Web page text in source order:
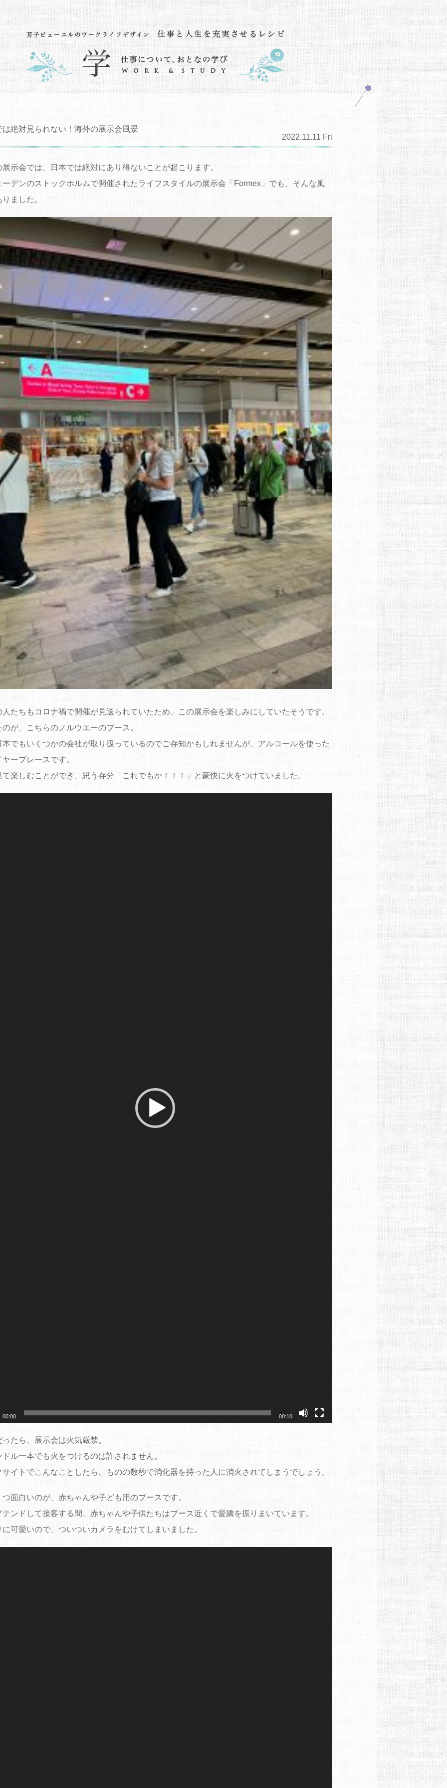
は絶対見られない！海外の展示会風景
2022.11.11 Fri
展示会では、日本では絶対にあり得ないことが起こります。
ーデンのストックホルムで開催されたライフスタイルの展示会「Formex」でも、そんな風
ました。
人たちもコロナ禍で開催が見送られていたため、この展示会を楽しみにしていたそうです。
が、こちらのノルウエーのブース。
本でもいくつかの会社が取り扱っているのでご存知かもしれませんが、アルコールを使った
ープレースです。
て楽しむことができ、思う存分「これでもか！！！」と豪快に火をつけていました。
00:00 00:10
たら、展示会は火気厳禁。
ル一本でも火をつけるのは許されません。
サイトでこんなことしたら、ものの数秒で消化器を持った人に消火されてしまうでしょう。
面白いのが、赤ちゃんや子ども用のブースです。
テンドして接客する間、赤ちゃんや子供たちはブース近くで愛嬌を振りまいています。
に可愛いので、ついついカメラをむけてしまいました。